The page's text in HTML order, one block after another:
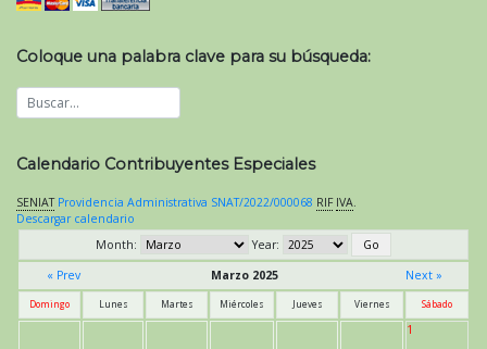
Coloque una palabra clave para su búsqueda:
Calendario Contribuyentes Especiales
SENIAT Providencia Administrativa SNAT/2022/000068 RIF IVA.
Descargar calendario
Month:
Year:
« Prev
Marzo 2025 Next »
Domingo Lunes Martes Miércoles Jueves Viernes Sábado
1